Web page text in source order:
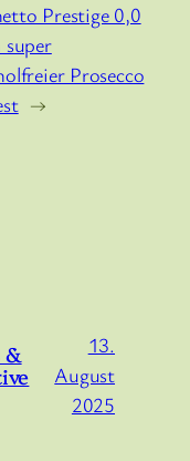
Prestige 0,0
Prosecco
→
&
13.
August
2025